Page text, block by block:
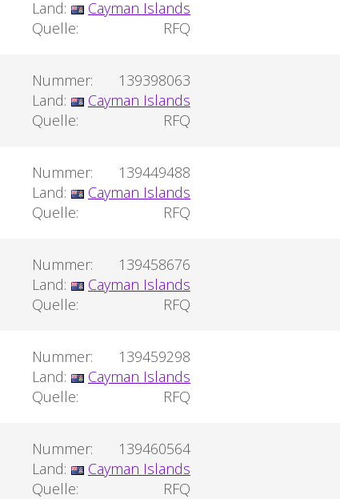
Land:
Cayman Islands
Quelle:
RFQ
Nummer:
139398063
Land:
Cayman Islands
Quelle:
RFQ
Nummer:
139449488
Land:
Cayman Islands
Quelle:
RFQ
Nummer:
139458676
Land:
Cayman Islands
Quelle:
RFQ
Nummer:
139459298
Land:
Cayman Islands
Quelle:
RFQ
Nummer:
139460564
Land:
Cayman Islands
Quelle:
RFQ